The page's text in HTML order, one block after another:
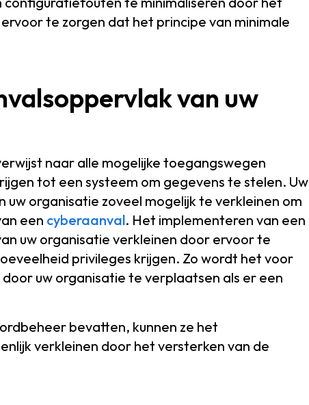
te zorgen dat het principe van minimale
van uw
naar alle mogelijke toegangswegen
tot een systeem om gegevens te stelen. Uw
organisatie zoveel mogelijk te verkleinen om
een cyberaanval. Het implementeren van een
uw organisatie verkleinen door ervoor te
privileges krijgen. Zo wordt het voor
door uw organisatie te verplaatsen als er een
bevatten, kunnen ze het
verkleinen door het versterken van de